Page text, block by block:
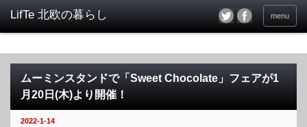
menu
ムーミンスタンドで「Sweet Chocolate」フェアが1
月20日(木)より開催！
2022-1-14